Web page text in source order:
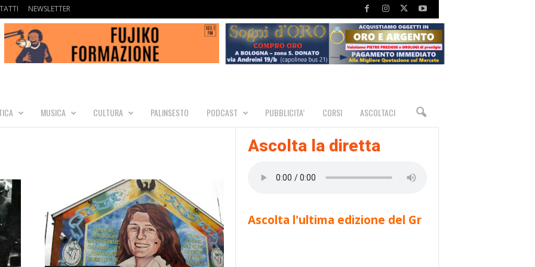
NEWSLETTER
MUSICA CULTURA PALINSESTO PODCAST PUBBLICITA’ CORSI ASCOLTACI
Ascolta la diretta
Ascolta l'ultima edizione del Gr